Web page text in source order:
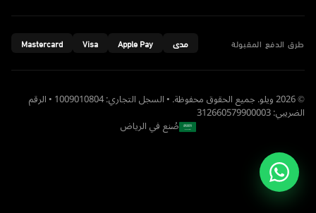
طرق الدفع المقبولة مدى Apple Pay
Visa
Mastercard
© 2026 ويلو. جميع الحقوق محفوظة. • السجل التجاري: 1009010804 • الرقم
الضريبي: 312660579900003
صُنع في الرياض